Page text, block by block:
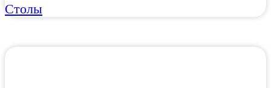
Столы